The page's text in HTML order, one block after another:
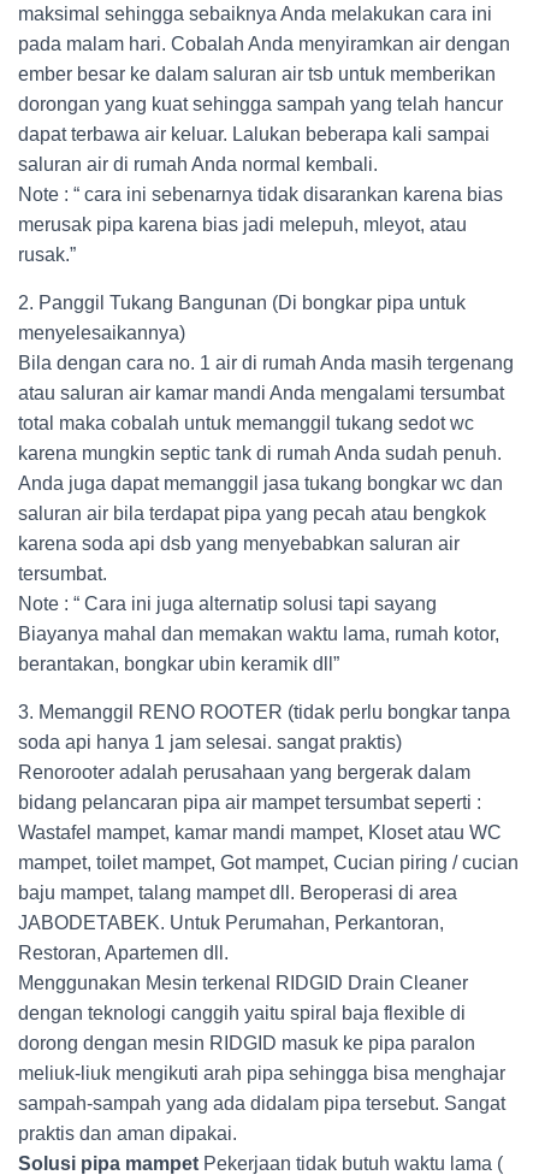
maksimal sehingga sebaiknya Anda melakukan cara ini
pada malam hari. Cobalah Anda menyiramkan air dengan
ember besar ke dalam saluran air tsb untuk memberikan
dorongan yang kuat sehingga sampah yang telah hancur
dapat terbawa air keluar. Lalukan beberapa kali sampai
saluran air di rumah Anda normal kembali.
Note : “ cara ini sebenarnya tidak disarankan karena bias
merusak pipa karena bias jadi melepuh, mleyot, atau
rusak.”
2. Panggil Tukang Bangunan (Di bongkar pipa untuk
menyelesaikannya)
Bila dengan cara no. 1 air di rumah Anda masih tergenang
atau saluran air kamar mandi Anda mengalami tersumbat
total maka cobalah untuk memanggil tukang sedot wc
karena mungkin septic tank di rumah Anda sudah penuh.
Anda juga dapat memanggil jasa tukang bongkar wc dan
saluran air bila terdapat pipa yang pecah atau bengkok
karena soda api dsb yang menyebabkan saluran air
tersumbat.
Note : “ Cara ini juga alternatip solusi tapi sayang
Biayanya mahal dan memakan waktu lama, rumah kotor,
berantakan, bongkar ubin keramik dll”
3. Memanggil RENO ROOTER (tidak perlu bongkar tanpa
soda api hanya 1 jam selesai. sangat praktis)
Renorooter adalah perusahaan yang bergerak dalam
bidang pelancaran pipa air mampet tersumbat seperti :
Wastafel mampet, kamar mandi mampet, Kloset atau WC
mampet, toilet mampet, Got mampet, Cucian piring / cucian
baju mampet, talang mampet dll. Beroperasi di area
JABODETABEK. Untuk Perumahan, Perkantoran,
Restoran, Apartemen dll.
Menggunakan Mesin terkenal RIDGID Drain Cleaner
dengan teknologi canggih yaitu spiral baja flexible di
dorong dengan mesin RIDGID masuk ke pipa paralon
meliuk-liuk mengikuti arah pipa sehingga bisa menghajar
sampah-sampah yang ada didalam pipa tersebut. Sangat
praktis dan aman dipakai.
Solusi pipa mampet Pekerjaan tidak butuh waktu lama (